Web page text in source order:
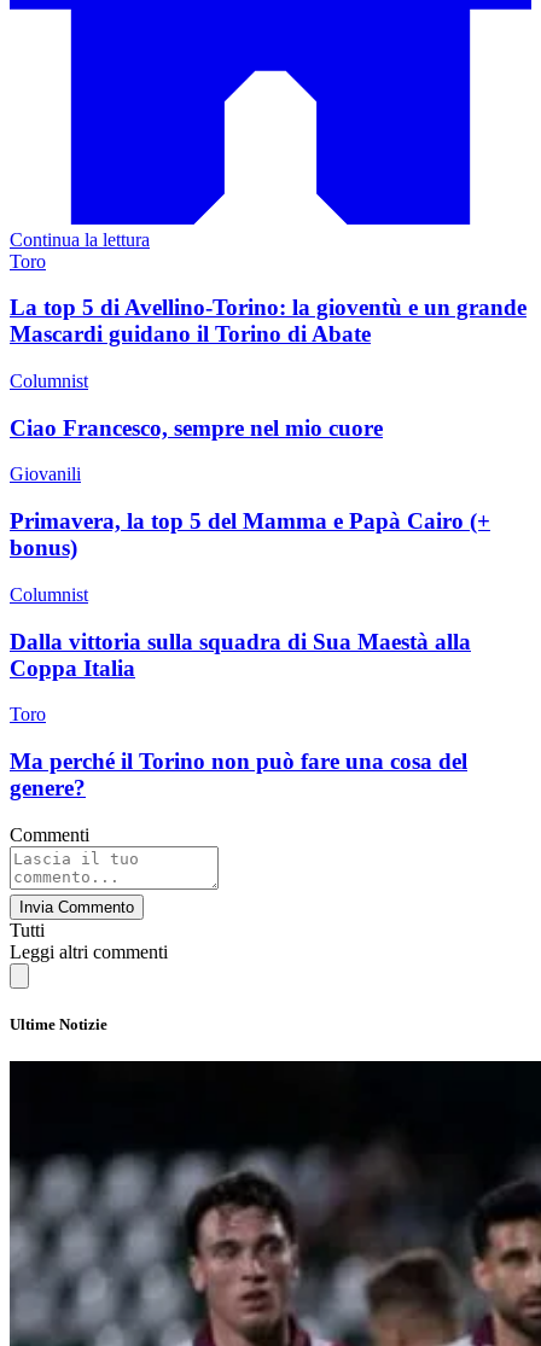
Continua la lettura
Toro
La top 5 di Avellino-Torino: la gioventù e un grande
Mascardi guidano il Torino di Abate
Columnist
Ciao Francesco, sempre nel mio cuore
Giovanili
Primavera, la top 5 del Mamma e Papà Cairo (+
bonus)
Columnist
Dalla vittoria sulla squadra di Sua Maestà alla
Coppa Italia
Toro
Ma perché il Torino non può fare una cosa del
genere?
Commenti
Invia Commento
Tutti
Leggi altri commenti
Ultime Notizie